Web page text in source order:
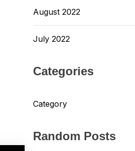
August 2022
July 2022
Categories
Category
Random Posts